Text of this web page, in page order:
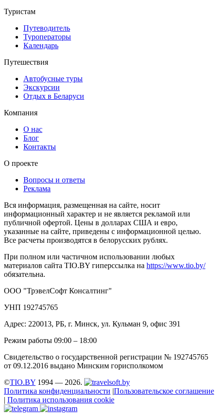
Туристам
Путеводитель
Туроператоры
Календарь
Путешествия
Автобусные туры
Экскурсии
Отдых в Беларуси
Компания
О нас
Блог
Контакты
О проекте
Вопросы и ответы
Реклама
Вся информация, размещенная на сайте, носит
информационный характер и не является рекламой или
публичной офертой. Цены в долларах США и евро,
указанные на сайте, приведены с информационной целью.
Все расчеты производятся в белорусских рублях.
При полном или частичном использовании любых
материалов сайта TIO.BY гиперссылка на https://www.tio.by/
обязательна.
ООО "ТрэвелСофт Консалтинг"
УНП 192745765
Адрес: 220013, РБ, г. Минск, ул. Кульман 9, офис 391
Режим работы 09:00 – 18:00
Свидетельство о государственной регистрации № 192745765
от 09.12.2016 выдано Минским горисполкомом
©TIO.BY 1994 — 2026.
Политика конфиденциальности |Пользовательское соглашение
| Политика использования cookie